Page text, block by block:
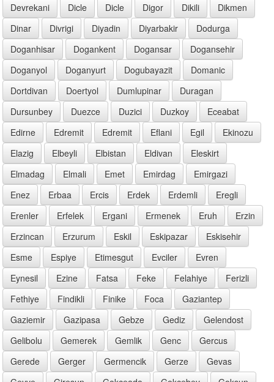
Devrekani Dicle Dicle Digor Dikili
Dikmen
Dinar
Divrigi Diyadin Diyarbakir
Dodurga
Doganhisar
Dogankent Dogansar
Dogansehir
Doganyol
Doganyurt Dogubayazit
Domanic
Dortdivan
Doertyol Dumlupinar
Duragan
Dursunbey
Duezce Duzici Duzkoy
Eceabat
Edirne
Edremit Edremit Eflani Egil
Ekinozu
Elazig
Elbeyli Elbistan Eldivan
Eleskirt
Elmadag
Elmali Emet Emirdag
Emirgazi
Enez
Erbaa Ercis Erdek Erdemli
Eregli
Erenler
Erfelek Ergani Ermenek Eruh
Erzin
Erzincan
Erzurum Eskil Eskipazar
Eskisehir
Esme
Espiye Etimesgut Evciler
Evren
Eynesil
Ezine Fatsa Feke Felahiye
Ferizli
Fethiye
Findikli Finike Foca
Gaziantep
Gaziemir
Gazipasa Gebze Gediz
Gelendost
Gelibolu
Gemerek Gemlik Genc
Gercus
Gerede
Gerger Germencik Gerze
Gevas